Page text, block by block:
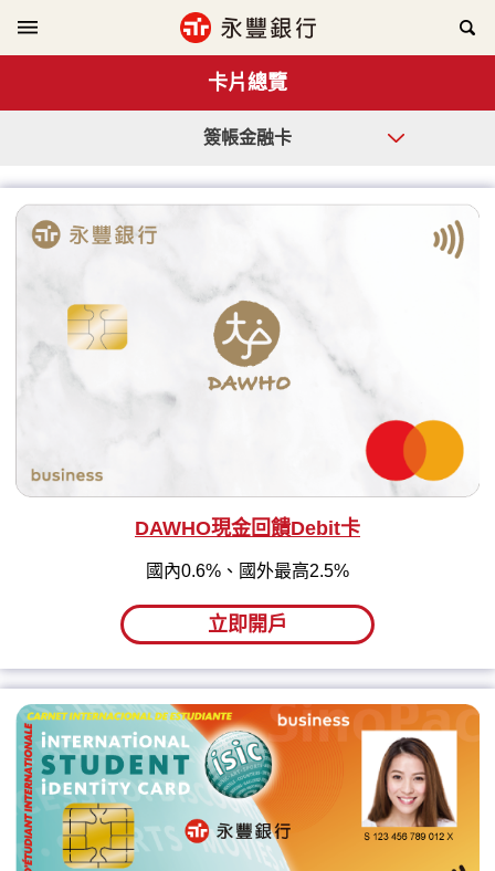
卡片總覽
簽帳金融卡
DAWHO現金回饋Debit卡
國內0.6%、國外最高2.5%
立即開戶